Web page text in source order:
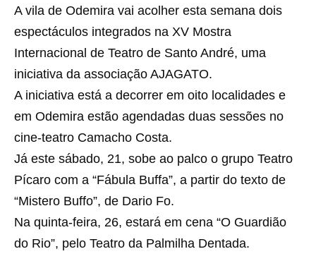
A vila de Odemira vai acolher esta semana dois
espectáculos integrados na XV Mostra
Internacional de Teatro de Santo André, uma
iniciativa da associação AJAGATO.
A iniciativa está a decorrer em oito localidades e
em Odemira estão agendadas duas sessões no
cine-teatro Camacho Costa.
Já este sábado, 21, sobe ao palco o grupo Teatro
Pícaro com a “Fábula Buffa”, a partir do texto de
“Mistero Buffo”, de Dario Fo.
Na quinta-feira, 26, estará em cena “O Guardião
do Rio”, pelo Teatro da Palmilha Dentada.